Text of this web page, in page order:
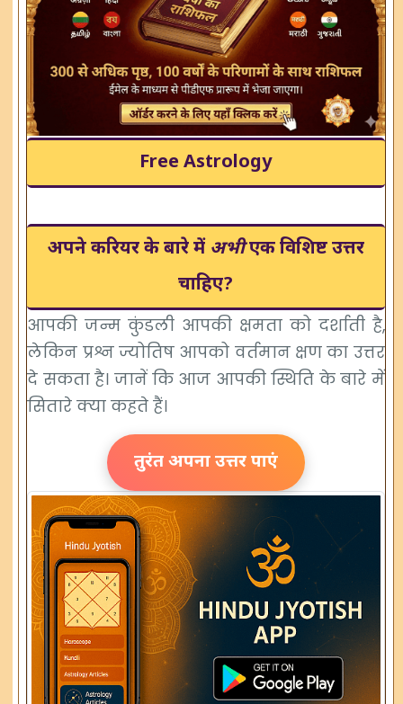
Free Astrology
अपने करियर के बारे में अभीएक विशिष्ट उत्तर
चाहिए?
आपकी जन्म कुंडली आपकी क्षमता को दर्शाती है,
लेकिन प्रश्न ज्योतिष आपको वर्तमान क्षण का उत्तर
दे सकता है। जानें कि आज आपकी स्थिति के बारे में
सितारे क्या कहते हैं।
तुरंत अपना उत्तर पाएं